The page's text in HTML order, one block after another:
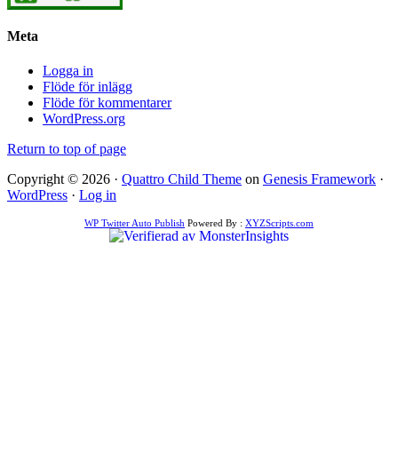
Meta
Logga in
Flöde för inlägg
Flöde för kommentarer
WordPress.org
Return to top of page
Copyright © 2026 · Quattro Child Theme on Genesis Framework ·
WordPress · Log in
WP Twitter Auto Publish Powered By : XYZScripts.com